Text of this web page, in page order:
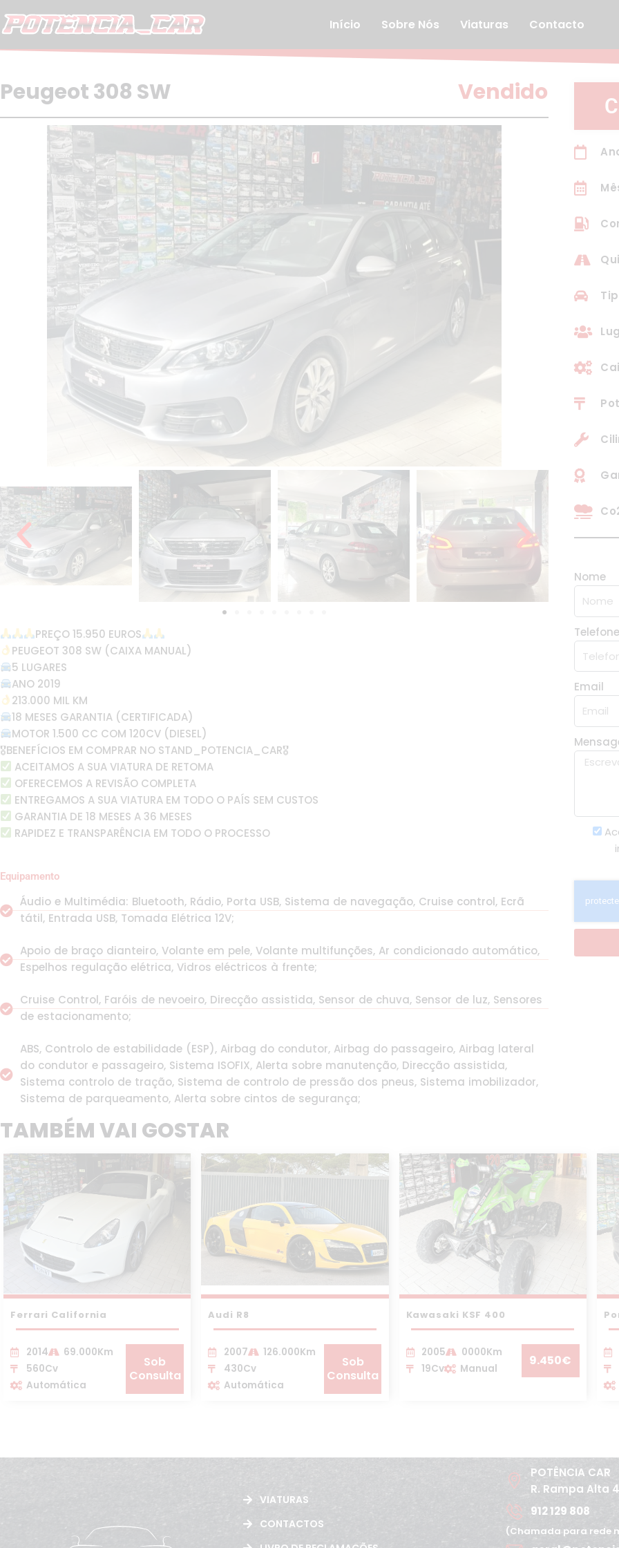
to
Início Sobre Nós Viaturas Contacto
Peugeot 308 SW Vendido
PREÇO 15.950 EUROS
PEUGEOT 308 SW (CAIXA MANUAL)
5 LUGARES
ANO 2019
213.000 MIL KM
18 MESES GARANTIA (CERTIFICADA)
MOTOR 1.500 CC COM 120CV (DIESEL)
🎖BENEFÍCIOS EM COMPRAR NO STAND_POTENCIA_CAR🎖
ACEITAMOS A SUA VIATURA DE RETOMA
OFERECEMOS A REVISÃO COMPLETA
ENTREGAMOS A SUA VIATURA EM TODO O PAÍS SEM CUSTOS
GARANTIA DE 18 MESES A 36 MESES
RAPIDEZ E TRANSPARÊNCIA EM TODO O PROCESSO
Equipamento
Áudio e Multimédia: Bluetooth, Rádio, Porta USB, Sistema de navegação, Cruise control, Ecrã
tátil, Entrada USB, Tomada Elétrica 12V;
Apoio de braço dianteiro, Volante em pele, Volante multifunções, Ar condicionado automático,
Espelhos regulação elétrica, Vidros eléctricos à frente;
Cruise Control, Faróis de nevoeiro, Direcção assistida, Sensor de chuva, Sensor de luz, Sensores
de estacionamento;
ABS, Controlo de estabilidade (ESP), Airbag do condutor, Airbag do passageiro, Airbag lateral
do condutor e passageiro, Sistema ISOFIX, Alerta sobre manutenção, Direcção assistida,
Sistema controlo de tração, Sistema de controlo de pressão dos pneus, Sistema imobilizador,
Sistema de parqueamento, Alerta sobre cintos de segurança;
Nome
Telefone
Email
TAMBÉM VAI GOSTAR
Ferrari California
2014
69.000Km
560Cv
Automática
Sob
Consulta
Audi R8
2007
126.000Km
430Cv
Automática
Sob
Consulta
Kawasaki KSF 400
2005
0000Km
19Cv
Manual
9.450€
VIATURAS
CONTACTOS
POTÊNCIA CAR
R. Rampa Alta
912 129 808
(Chamada para rede